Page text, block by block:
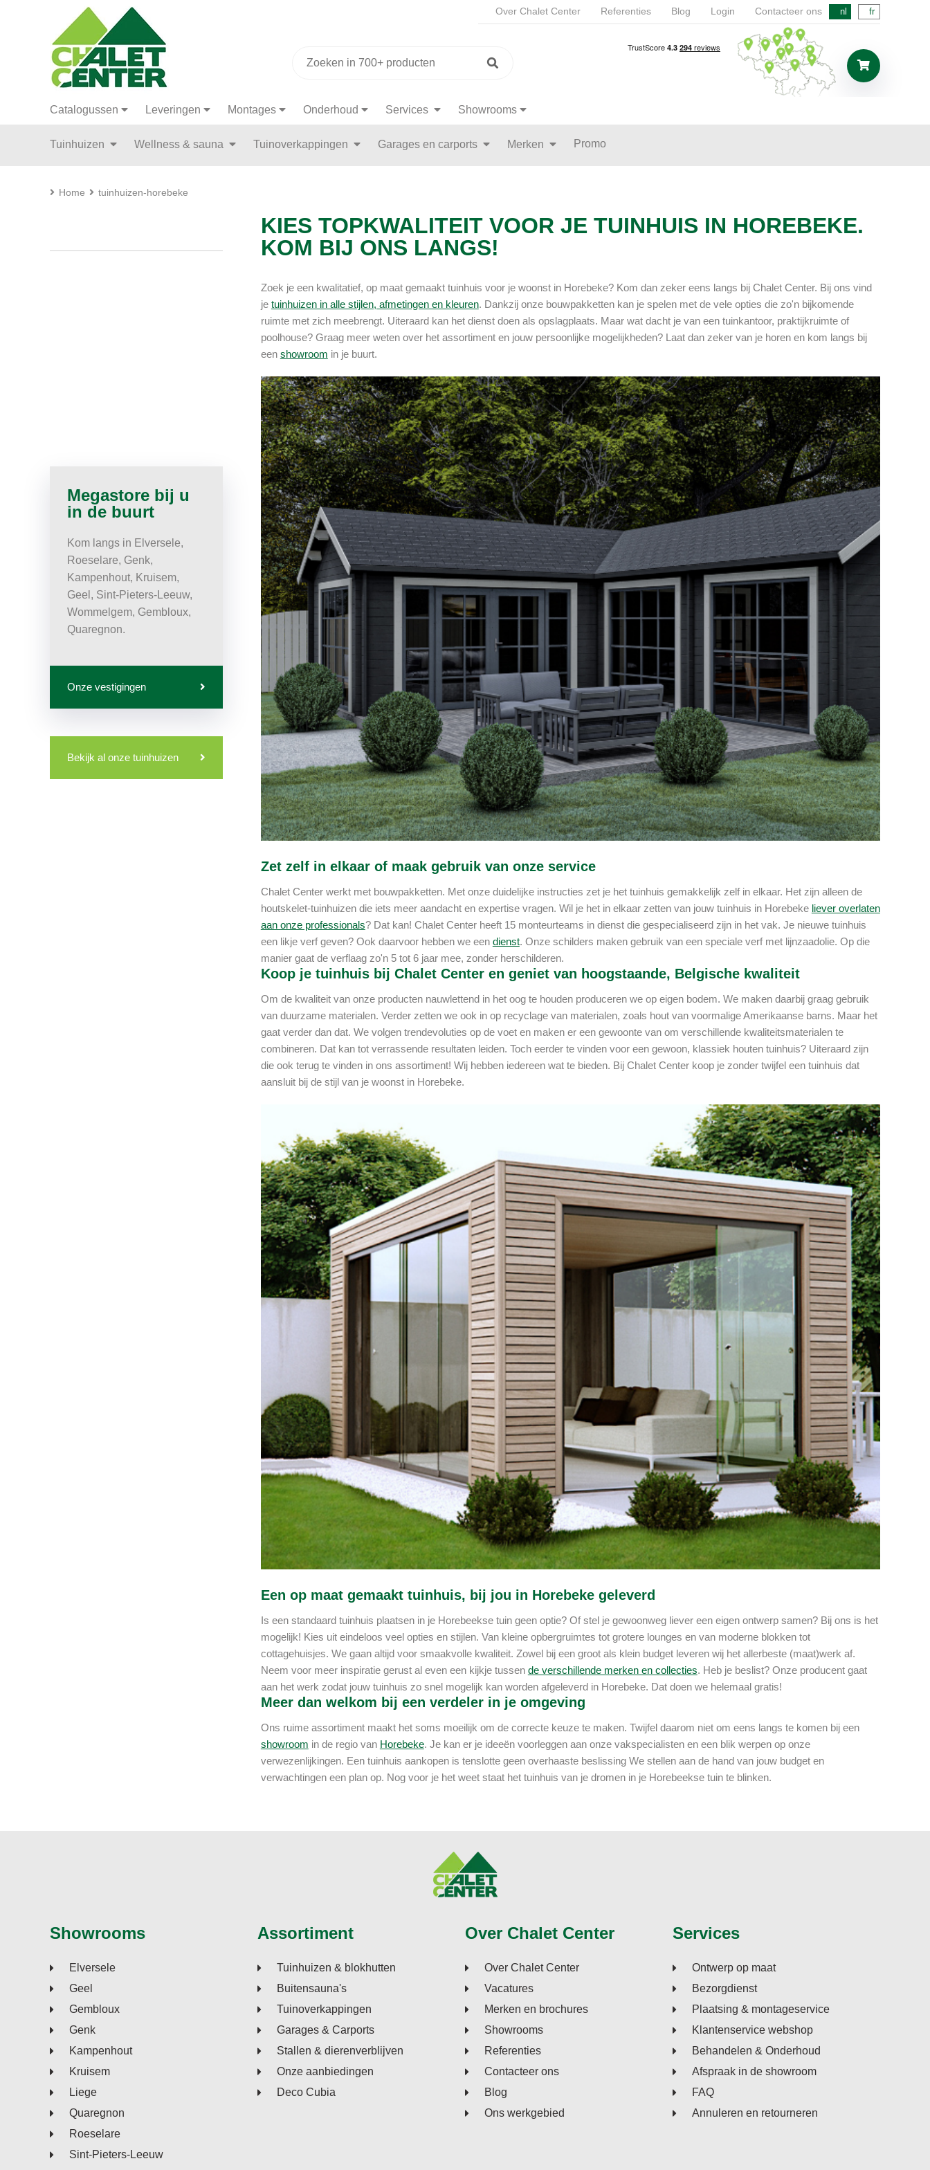
Over Chalet Center Referenties Blog Login Contacteer ons nl fr
Catalogussen Leveringen Montages Onderhoud Services Showrooms
Tuinhuizen Wellness & sauna Tuinoverkappingen Garages en carports Merken Promo
Home tuinhuizen-horebeke
Megastore bij u
in de buurt
Kom langs in Elversele,
Roeselare, Genk,
Kampenhout, Kruisem,
Geel, Sint-Pieters-Leeuw,
Wommelgem, Gembloux,
Quaregnon.
Onze vestigingen
Bekijk al onze tuinhuizen
KIES TOPKWALITEIT VOOR JE TUINHUIS IN HOREBEKE.
KOM BIJ ONS LANGS!
Zoek je een kwalitatief, op maat gemaakt tuinhuis voor je woonst in Horebeke? Kom dan zeker eens langs bij Chalet Center. Bij ons vind
je tuinhuizen in alle stijlen, afmetingen en kleuren. Dankzij onze bouwpakketten kan je spelen met de vele opties die zo'n bijkomende
ruimte met zich meebrengt. Uiteraard kan het dienst doen als opslagplaats. Maar wat dacht je van een tuinkantoor, praktijkruimte of
poolhouse? Graag meer weten over het assortiment en jouw persoonlijke mogelijkheden? Laat dan zeker van je horen en kom langs bij
een showroom in je buurt.
Zet zelf in elkaar of maak gebruik van onze service
Chalet Center werkt met bouwpakketten. Met onze duidelijke instructies zet je het tuinhuis gemakkelijk zelf in elkaar. Het zijn alleen de
houtskelet-tuinhuizen die iets meer aandacht en expertise vragen. Wil je het in elkaar zetten van jouw tuinhuis in Horebeke liever overlaten
aan onze professionals? Dat kan! Chalet Center heeft 15 monteurteams in dienst die gespecialiseerd zijn in het vak. Je nieuwe tuinhuis
een likje verf geven? Ook daarvoor hebben we een dienst. Onze schilders maken gebruik van een speciale verf met lijnzaadolie. Op die
manier gaat de verflaag zo'n 5 tot 6 jaar mee, zonder herschilderen.
Koop je tuinhuis bij Chalet Center en geniet van hoogstaande, Belgische kwaliteit
Om de kwaliteit van onze producten nauwlettend in het oog te houden produceren we op eigen bodem. We maken daarbij graag gebruik
van duurzame materialen. Verder zetten we ook in op recyclage van materialen, zoals hout van voormalige Amerikaanse barns. Maar het
gaat verder dan dat. We volgen trendevoluties op de voet en maken er een gewoonte van om verschillende kwaliteitsmaterialen te
combineren. Dat kan tot verrassende resultaten leiden. Toch eerder te vinden voor een gewoon, klassiek houten tuinhuis? Uiteraard zijn
die ook terug te vinden in ons assortiment! Wij hebben iedereen wat te bieden. Bij Chalet Center koop je zonder twijfel een tuinhuis dat
aansluit bij de stijl van je woonst in Horebeke.
Een op maat gemaakt tuinhuis, bij jou in Horebeke geleverd
Is een standaard tuinhuis plaatsen in je Horebeekse tuin geen optie? Of stel je gewoonweg liever een eigen ontwerp samen? Bij ons is het
mogelijk! Kies uit eindeloos veel opties en stijlen. Van kleine opbergruimtes tot grotere lounges en van moderne blokken tot
cottagehuisjes. We gaan altijd voor smaakvolle kwaliteit. Zowel bij een groot als klein budget leveren wij het allerbeste (maat)werk af.
Neem voor meer inspiratie gerust al even een kijkje tussen de verschillende merken en collecties. Heb je beslist? Onze producent gaat
aan het werk zodat jouw tuinhuis zo snel mogelijk kan worden afgeleverd in Horebeke. Dat doen we helemaal gratis!
Meer dan welkom bij een verdeler in je omgeving
Ons ruime assortiment maakt het soms moeilijk om de correcte keuze te maken. Twijfel daarom niet om eens langs te komen bij een
showroom in de regio van Horebeke. Je kan er je ideeën voorleggen aan onze vakspecialisten en een blik werpen op onze
verwezenlijkingen. Een tuinhuis aankopen is tenslotte geen overhaaste beslissing We stellen aan de hand van jouw budget en
verwachtingen een plan op. Nog voor je het weet staat het tuinhuis van je dromen in je Horebeekse tuin te blinken.
Showrooms
Elversele
Geel
Gembloux
Genk
Kampenhout
Kruisem
Liege
Quaregnon
Roeselare
Sint-Pieters-Leeuw
Assortiment
Tuinhuizen & blokhutten
Buitensauna's
Tuinoverkappingen
Garages & Carports
Stallen & dierenverblijven
Onze aanbiedingen
Deco Cubia
Over Chalet Center
Over Chalet Center
Vacatures
Merken en brochures
Showrooms
Referenties
Contacteer ons
Blog
Ons werkgebied
Services
Ontwerp op maat
Bezorgdienst
Plaatsing & montageservice
Klantenservice webshop
Behandelen & Onderhoud
Afspraak in de showroom
FAQ
Annuleren en retourneren